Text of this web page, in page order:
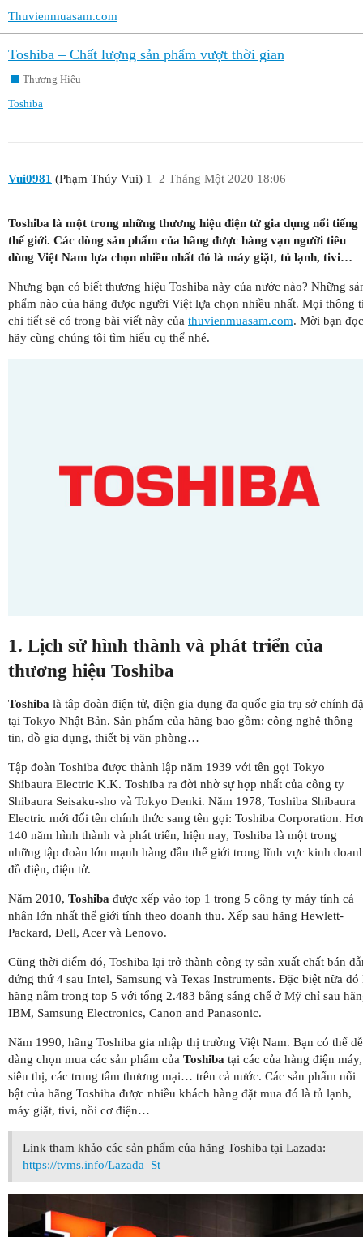
Thuvienmuasam.com
Toshiba – Chất lượng sản phẩm vượt thời gian
Thương Hiệu
Toshiba
Vui0981 (Phạm Thúy Vui) 2 Tháng Một 2020 18:06
1
Toshiba là một trong những thương hiệu điện tử gia dụng nổi tiếng
thế giới. Các dòng sản phẩm của hãng được hàng vạn người tiêu
dùng Việt Nam lựa chọn nhiều nhất đó là máy giặt, tủ lạnh, tivi…
Nhưng bạn có biết thương hiệu Toshiba này của nước nào? Những
phẩm nào của hãng được người Việt lựa chọn nhiều nhất. Mọi thông
chi tiết sẽ có trong bài viết này của thuvienmuasam.com. Mời bạn đọc
hãy cùng chúng tôi tìm hiểu cụ thể nhé.
1. Lịch sử hình thành và phát triển của
thương hiệu Toshiba
Toshiba là tâp đoàn điện tử, điện gia dụng đa quốc gia trụ sở chính
tại Tokyo Nhật Bản. Sản phẩm của hãng bao gồm: công nghệ thông
tin, đồ gia dụng, thiết bị văn phòng…
Tập đoàn Toshiba được thành lập năm 1939 với tên gọi Tokyo
Shibaura Electric K.K. Toshiba ra đời nhờ sự hợp nhất của công ty
Shibaura Seisaku-sho và Tokyo Denki. Năm 1978, Toshiba Shibaura
Electric mới đổi tên chính thức sang tên gọi: Toshiba Corporation.
140 năm hình thành và phát triển, hiện nay, Toshiba là một trong
những tập đoàn lớn mạnh hàng đầu thế giới trong lĩnh vực kinh
đồ điện, điện tử.
Năm 2010, Toshiba được xếp vào top 1 trong 5 công ty máy tính cá
nhân lớn nhất thế giới tính theo doanh thu. Xếp sau hãng Hewlett-
Packard, Dell, Acer và Lenovo.
Cũng thời điểm đó, Toshiba lại trở thành công ty sản xuất chất bán
đứng thứ 4 sau Intel, Samsung và Texas Instruments. Đặc biệt nữa đó
hãng nằm trong top 5 với tổng 2.483 bằng sáng chế ở Mỹ chỉ sau
IBM, Samsung Electronics, Canon and Panasonic.
Năm 1990, hãng Toshiba gia nhập thị trường Việt Nam. Bạn có thể dễ
dàng chọn mua các sản phẩm của Toshiba tại các của hàng điện máy,
siêu thị, các trung tâm thương mại… trên cả nước. Các sản phẩm nổi
bật của hãng Toshiba được nhiều khách hàng đặt mua đó là tủ lạnh,
máy giặt, tivi, nồi cơ điện…
Link tham khảo các sản phẩm của hãng Toshiba tại Lazada:
https://tvms.info/Lazada_St